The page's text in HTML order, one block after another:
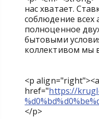
нас хватает.
соблюдение всех
полноценное
бытовыми
коллективом мы
<p align="right"><a
href="https://
</p>